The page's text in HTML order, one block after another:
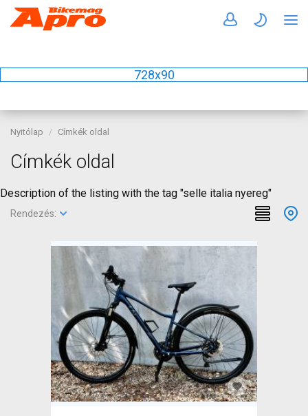
728x90
Nyitólap Címkék oldal
Címkék oldal
Description of the listing with the tag "selle italia nyereg"
Rendezés: